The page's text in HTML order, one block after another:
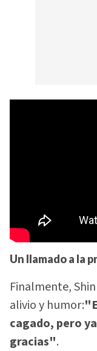
Un llamado a la
Finalmente,
alivio y humor:
cagado, pero
gracias".